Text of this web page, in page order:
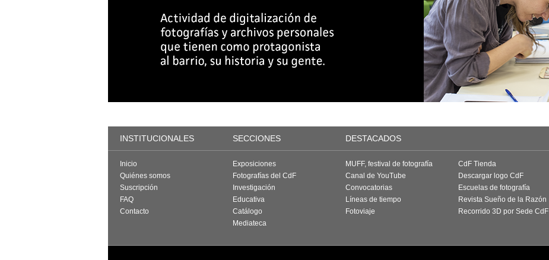
INSTITUCIONALES SECCIONES DESTACADOS
Inicio
Quiénes somos
Suscripción
FAQ
Contacto
Exposiciones
Fotografías del CdF
Investigación
Educativa
Catálogo
Mediateca
MUFF, festival de fotografía
Canal de YouTube
Convocatorias
Líneas de tiempo
Fotoviaje
CdF Tienda
Descargar logo CdF
Escuelas de fotografía
Revista Sueño de la Razón
Recorrido 3D por Sede CdF